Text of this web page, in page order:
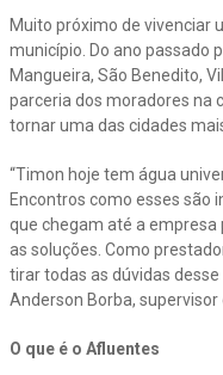
Muito próximo de vivenciar
município. Do ano passado
Mangueira, São Benedito,
parceria dos moradores na
tornar uma das cidades
“Timon hoje tem água
Encontros como esses são
que chegam até a empresa
as soluções. Como
tirar todas as dúvidas
Anderson Borba, supervisor
O que é o Afluentes